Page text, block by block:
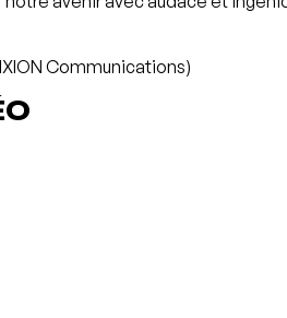
Communications)